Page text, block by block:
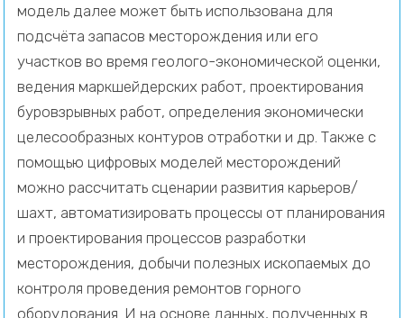
модель далее может быть использована для
подсчёта запасов месторождения или его
участков во время геолого-экономической оценки,
ведения маркшейдерских работ, проектирования
буровзрывных работ, определения экономически
целесообразных контуров отработки и др. Также с
помощью цифровых моделей месторождений
можно рассчитать сценарии развития карьеров/
шахт, автоматизировать процессы от планирования
и проектирования процессов разработки
месторождения, добычи полезных ископаемых до
контроля проведения ремонтов горного
оборудования. И на основе данных, полученных в